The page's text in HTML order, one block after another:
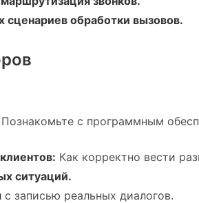
сценариев обработки вызовов.
Познакомьте с программным
Как корректно вести
ситуаций.
с записью реальных диалогов.